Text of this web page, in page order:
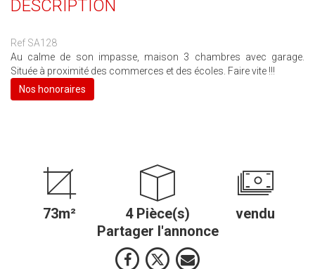
DESCRIPTION
Ref SA128
Au calme de son impasse, maison 3 chambres avec garage.
Située à proximité des commerces et des écoles. Faire vite !!!
Nos honoraires
73m² 4 Pièce(s)
vendu
Partager l'annonce